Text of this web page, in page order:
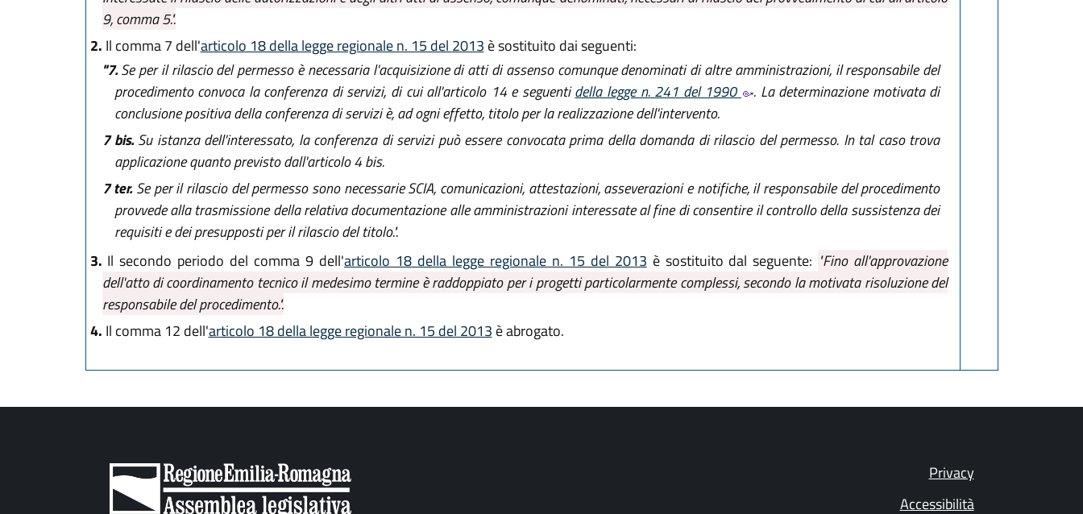
9, comma 5.".
2. Il comma 7 dell'articolo 18 della legge regionale n. 15 del 2013 è sostituito dai seguenti:
"7.Se per il rilascio del permesso è necessaria l'acquisizione di atti di assenso comunque denominati di altre amministrazioni, il responsabile del
procedimento convoca la conferenza di servizi, di cui all'articolo 14 e seguentidella legge n. 241 del 1990
. La determinazione motivata di
conclusione positiva della conferenza di servizi è, ad ogni effetto, titolo per la realizzazione dell'intervento.
7 bis.Su istanza dell'interessato, la conferenza di servizi può essere convocata prima della domanda di rilascio del permesso. In tal caso trova
applicazione quanto previsto dall'articolo 4 bis.
7 ter.Se per il rilascio del permesso sono necessarie SCIA, comunicazioni, attestazioni, asseverazioni e notifiche, il responsabile del procedimento
provvede alla trasmissione della relativa documentazione alle amministrazioni interessate al fine di consentire il controllo della sussistenza dei
requisiti e dei presupposti per il rilascio del titolo.".
3. Il secondo periodo del comma 9 dell'articolo 18 della legge regionale n. 15 del 2013 è sostituito dal seguente: "Fino all'approvazione
dell'atto di coordinamento tecnico il medesimo termine è raddoppiato per i progetti particolarmente complessi, secondo la motivata risoluzione del
responsabile del procedimento.".
4. Il comma 12 dell'articolo 18 della legge regionale n. 15 del 2013 è abrogato.
Privacy
Accessibilità